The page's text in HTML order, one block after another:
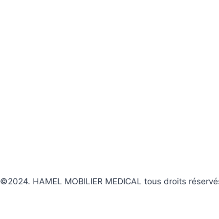
©2024. HAMEL MOBILIER MEDICAL tous droits